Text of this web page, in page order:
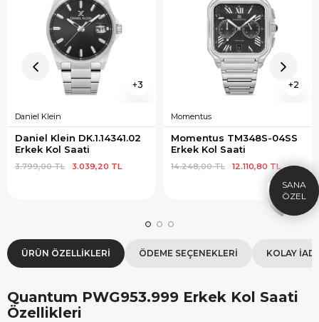
3
Daniel Klein
Daniel Klein DK.1.14341.02
Erkek Kol Saati
3.039,20 TL
3.799,00 TL
2
Momentus
Momentus TM348S-04SS
Erkek Kol Saati
12.110,80 TL
14.248,00 TL
ÜRÜN ÖZELLIKLERI ÖDEME SEÇENEKLERI KOLAY
Quantum PWG953.999 Erkek Kol Saati
Özellikleri
HEDIYE
ÇEKI
SEPETTE İNDİRİM
9.999 TL üzeri alışverişe özel
1.000 TL Hediye Çeki
×